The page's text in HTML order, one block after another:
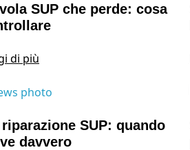
SUP che perde: cosa
di più
SUP: quando
davvero